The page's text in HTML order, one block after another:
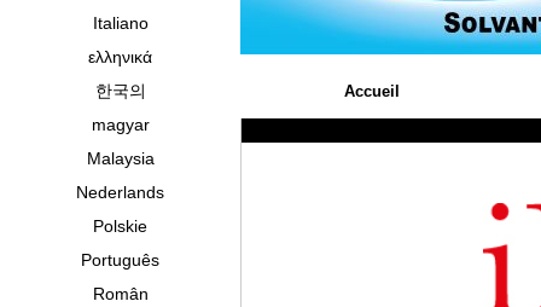
Italiano
ελληνικά
한국의
magyar
Malaysia
Nederlands
Polskie
Português
Român
Accueil